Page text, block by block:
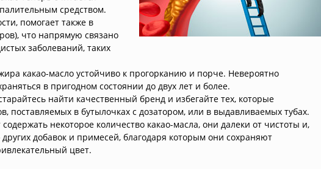
средством.
помогает также в
что напрямую связано
заболеваний, таких
какао-масло устойчиво к прогорканию и порче. Невероятно
в пригодном состоянии до двух лет и более.
найти качественный бренд и избегайте тех, которые
поставляемых в бутылочках с дозатором, или в выдавливаемых тубах.
некоторое количество какао-масла, они далеки от чистоты и,
добавок и примесей, благодаря которым они сохраняют
цвет.